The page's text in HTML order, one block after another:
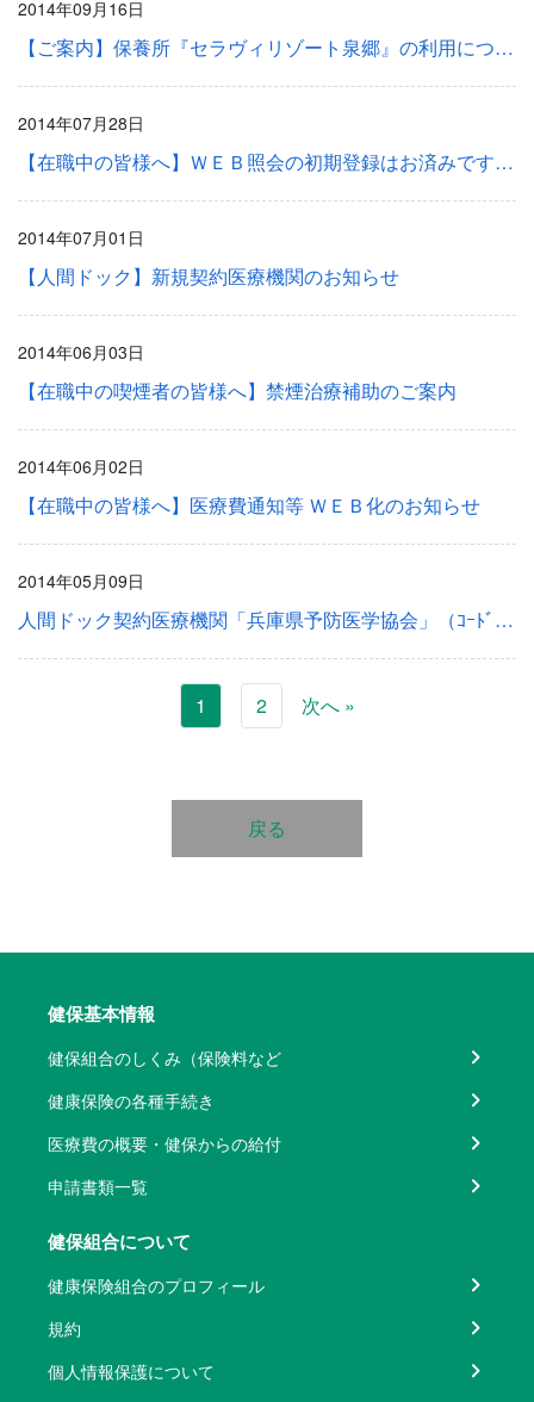
2014年09月16日
【ご案内】保養所『セラヴィリゾート泉郷』の利用について
2014年07月28日
【在職中の皆様へ】ＷＥＢ照会の初期登録はお済みですか？
2014年07月01日
【人間ドック】新規契約医療機関のお知らせ
2014年06月03日
【在職中の喫煙者の皆様へ】禁煙治療補助のご案内
2014年06月02日
【在職中の皆様へ】医療費通知等 ＷＥＢ化のお知らせ
2014年05月09日
人間ドック契約医療機関「兵庫県予防医学協会」（ｺｰﾄﾞ2805） 訂正のお知らせ
1 2 次へ »
戻る
健保基本情報
健保組合のしくみ（保険料など
健康保険の各種手続き
医療費の概要・健保からの給付
申請書類一覧
健保組合について
健康保険組合のプロフィール
規約
個人情報保護について